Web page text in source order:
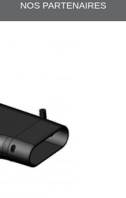
NOS PARTENAIRES